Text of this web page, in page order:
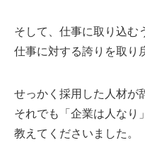
そして、仕事に取り込む
仕事に対する誇りを取り
せっかく採用した人材が
それでも「企業は人なり
教えてくださいました。